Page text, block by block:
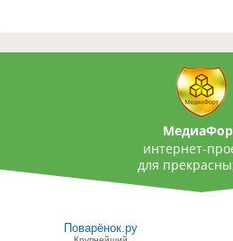
интернет-
для
Поварёнок.ру